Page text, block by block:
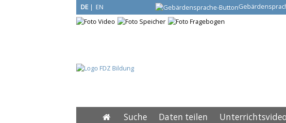
DE | EN
Suche Daten teilen